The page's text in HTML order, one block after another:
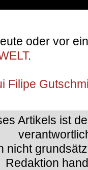
oder vor
.
Filipe
Artikels ist
nicht
Redaktion